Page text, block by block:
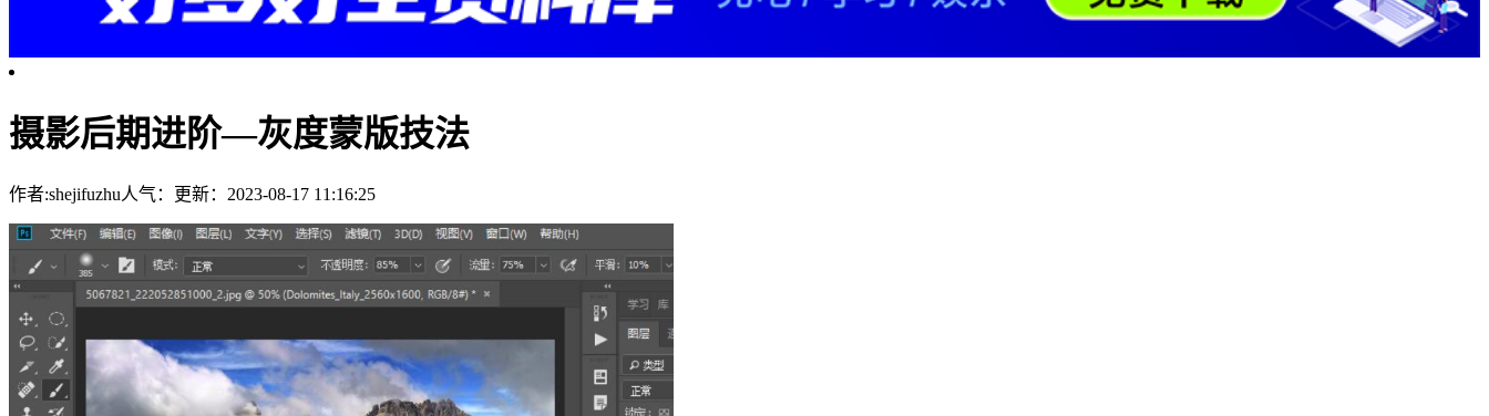
摄影后期进阶—灰度蒙版技法
作者:shejifuzhu人气： 更新：2023-08-17 11:16:25